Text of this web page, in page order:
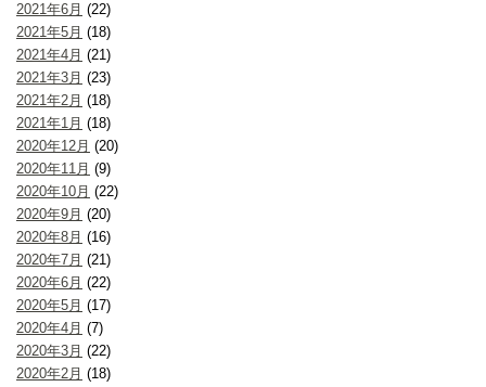
2021年6月 (22)
2021年5月 (18)
2021年4月 (21)
2021年3月 (23)
2021年2月 (18)
2021年1月 (18)
2020年12月 (20)
2020年11月 (9)
2020年10月 (22)
2020年9月 (20)
2020年8月 (16)
2020年7月 (21)
2020年6月 (22)
2020年5月 (17)
2020年4月 (7)
2020年3月 (22)
2020年2月 (18)